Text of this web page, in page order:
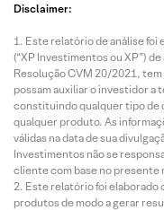
Disclaimer:
Este relatório de análise foi
(“XP Investimentos ou XP”)
Resolução CVM 20/2021,
possam auxiliar o investidor a
constituindo qualquer tipo de
qualquer produto. As
válidas na data de sua
Investimentos não se
cliente com base no presente
Este relatório foi elaborado
produtos de modo a gerar